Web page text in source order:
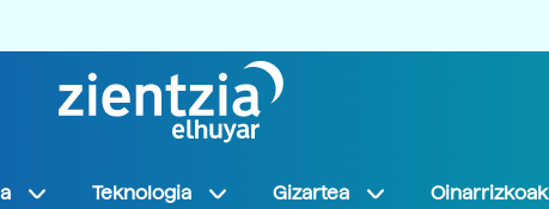
Teknologia Gizartea Oinarrizkoak